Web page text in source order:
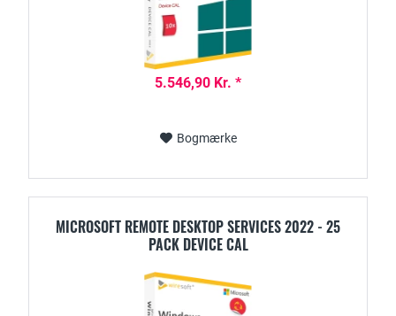
5.546,90 Kr. *
Bogmærke
MICROSOFT REMOTE DESKTOP SERVICES 2022 - 25
PACK DEVICE CAL